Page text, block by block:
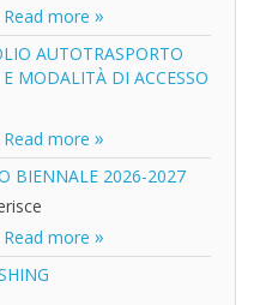
Read more
AUTOTRASPORTO
MODALITÀ DI ACCESSO
Read more
BIENNALE 2026-2027
Read more